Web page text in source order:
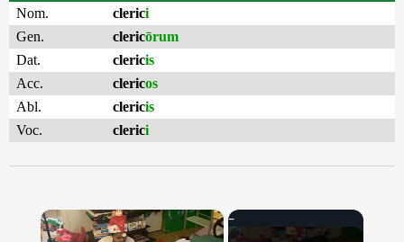
Nom.
clerici
Gen.
clericōrum
Dat.
clericis
Acc.
clericos
Abl.
clericis
Voc.
clerici
×